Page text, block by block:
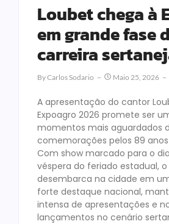
Loubet chega à
em grande fase
carreira
ByCarlos Sodario Maio 25, 2026
A apresentação do cantor
Expoagro 2026 promete ser
momentos mais aguardados
comemorações pelos 89
Com show marcado para o
véspera do feriado estadual,
desembarca na cidade em
forte destaque nacional,
intensa de apresentações e
lançamentos no cenário